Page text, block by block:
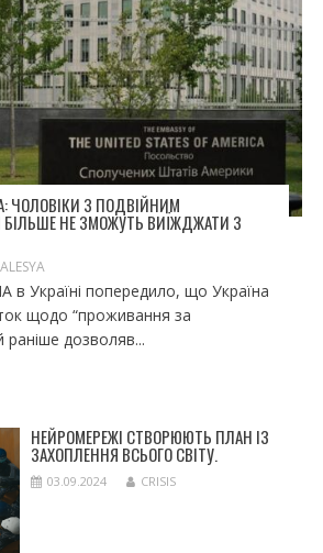
ЧОЛОВІКИ З ПОДВІЙНИМ
НЕ ЗМОЖУТЬ ВИЇЖДЖАТИ З
ALESYA
в Україні попередило, що Україна
щодо “проживання за
дозволяв...
НЕЙРОМЕРЕЖІ СТВОРЮЮТЬ ПЛАН ІЗ
ЗАХОПЛЕННЯ ВСЬОГО СВІТУ.
03.09.2024 CRISIS